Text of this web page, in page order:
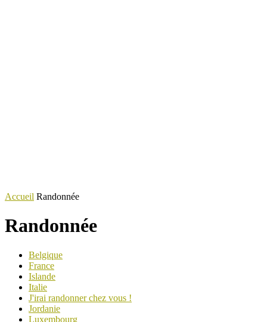
Accueil Randonnée
Randonnée
Belgique
France
Islande
Italie
J'irai randonner chez vous !
Jordanie
Luxembourg